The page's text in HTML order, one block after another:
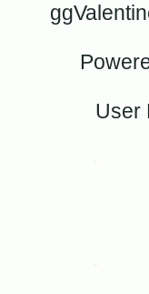
User